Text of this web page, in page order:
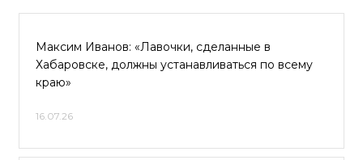
Максим Иванов: «Лавочки, сделанные в
Хабаровске, должны устанавливаться по всему
краю»
16.07.26